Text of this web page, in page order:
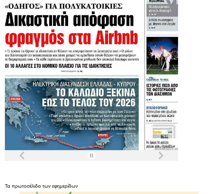
Τα πρωτοσέλιδα των εφημερίδων